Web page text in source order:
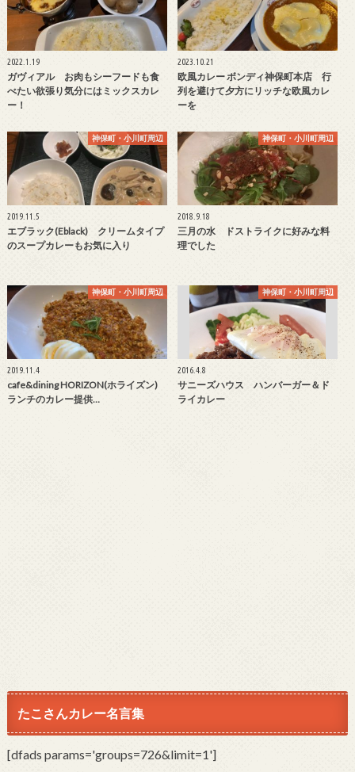
2022.1.19
ガヴィアル お肉もシーフードも食
べたい欲張り気分にはミックスカレ
ー！
2023.10.21
欧風カレー ボンディ神保町本店 行
列を避けて夕方にリッチな欧風カレ
ーを
神保町・小川町周辺
2019.11.5
エブラック(Eblack) クリームタイプ
のスープカレーもお気に入り
神保町・小川町周辺
2018.9.18
三月の水 ドストライクに好みな料
理でした
神保町・小川町周辺
2019.11.4
cafe&dining HORIZON(ホライズン)
ランチのカレー提供…
神保町・小川町周辺
2016.4.8
サニーズハウス ハンバーガー＆ド
ライカレー
たこさんカレー名言集
[dfads params='groups=726&limit=1']